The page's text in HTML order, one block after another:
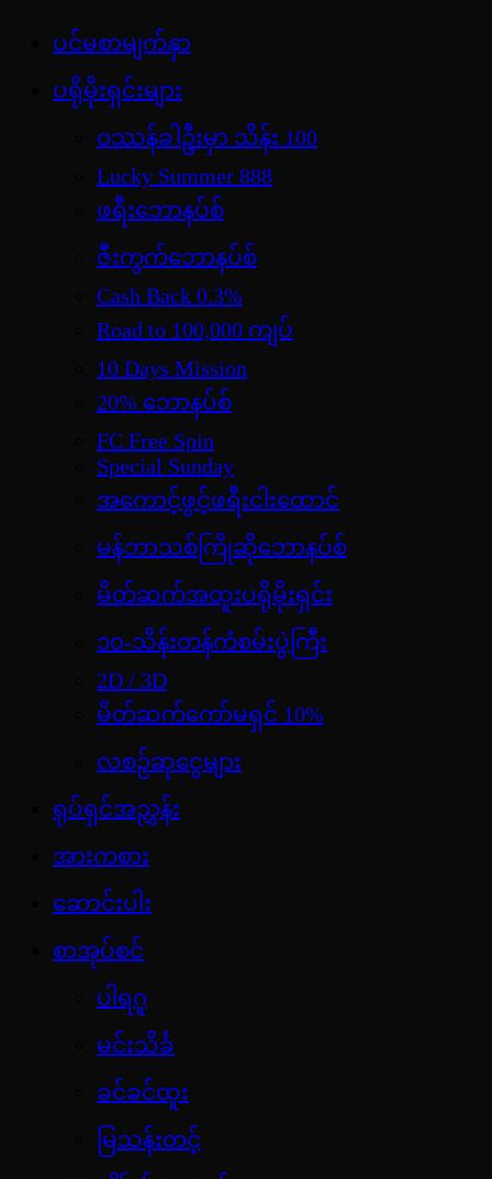
content
jdbKX News
အားကစားသတင်း | ရုပ်ရှင်အညွှန်း | စာအုပ်စင် |
ဝတ္ထုတို
ပင်မစာမျက်နှာ
ပရိုမိုးရှင်းများ
ဝဿန်ခါဦးမှာ သိန်း 100
Lucky Summer 888
ဖရီးဘောနပ်စ်
ဇီးကွက်ဘောနပ်စ်
Cash Back 0.3%
Road to 100,000 ကျပ်
10 Days Mission
20% ဘောနပ်စ်
FC Free Spin
Special Sunday
အကောင့်ဖွင့်ဖရီးငါးထောင်
မန်ဘာသစ်ကြိုဆိုဘောနပ်စ်
မိတ်ဆက်အထူးပရိုမိုးရှင်း
၁၀-သိန်းတန်ကံစမ်းပွဲကြီး
2D / 3D
မိတ်ဆက်ကော်မရှင် 10%
လစဉ်ဆုငွေများ
ရုပ်ရှင်အညွှန်း
အားကစား
ဆောင်းပါး
စာအုပ်စင်
ပါရဂူ
မင်းသိင်္ခ
ခင်ခင်ထူး
မြသန်းတင့်